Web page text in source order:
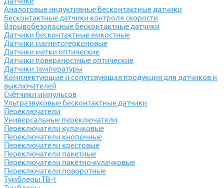
Аналоговые индуктивные бесконтактные датчики
Бесконтактные датчики контроля скорости
Взрывобезопасные бесконтактные датчики
Датчики бесконтактные емкостные
Датчики магнитогерконовые
Датчики метки оптические
Датчики поверхностные оптические
Датчики температуры
Комплектующие и сопутсвующая продукция для датчиков и
выключателей
Счётчики импульсов
Ультразвуковые бесконтактные датчики
Переключатели
Универсальные переключатели
Переключатели кулачковые
Переключатели кнопочные
Переключатели крестовые
Переключатели пакетные
Переключатели пакетно-кулачковые
Переключатели поворотные
Тумблеры ТВ-1